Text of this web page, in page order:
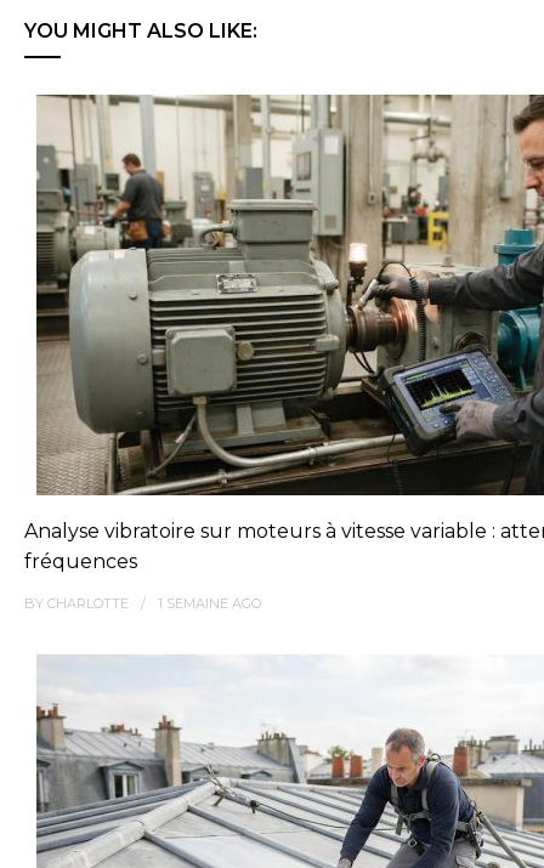
YOU MIGHT ALSO LIKE:
Analyse vibratoire sur moteurs à vitesse variable :
fréquences
BY CHARLOTTE 1 SEMAINE AGO